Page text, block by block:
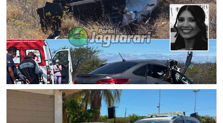
Polícia Civil cumpre mandado de prisão preventiva por
tráfico de drogas em Juazeiro (BA)
Mulher morre e outras duas pessoas ficam feridas após
colisão entre carro e van na BR 407, em Juazeiro (BA)